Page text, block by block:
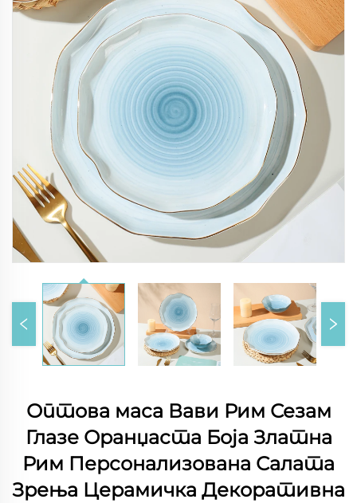
Оптова маса Вави Рим Сезам
Глазе Оранџаста Боја Златна
Рим Персонализована Салата
Зрења Церамичка Декоративна